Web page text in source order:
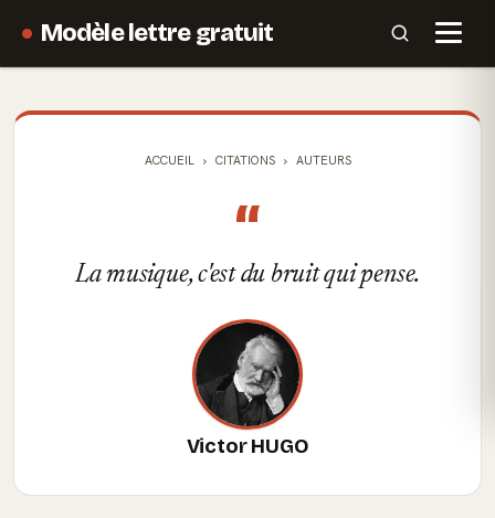
Modèle lettre gratuit
ACCUEIL CITATIONS AUTEURS
“
La musique, c'est du bruit qui pense.
Victor HUGO